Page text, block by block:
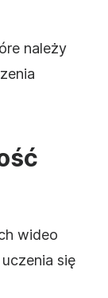
należy
wideo
się